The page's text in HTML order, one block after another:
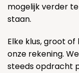
mogelijk verder
staan.
Elke klus, groot
onze rekening.
steeds opdracht